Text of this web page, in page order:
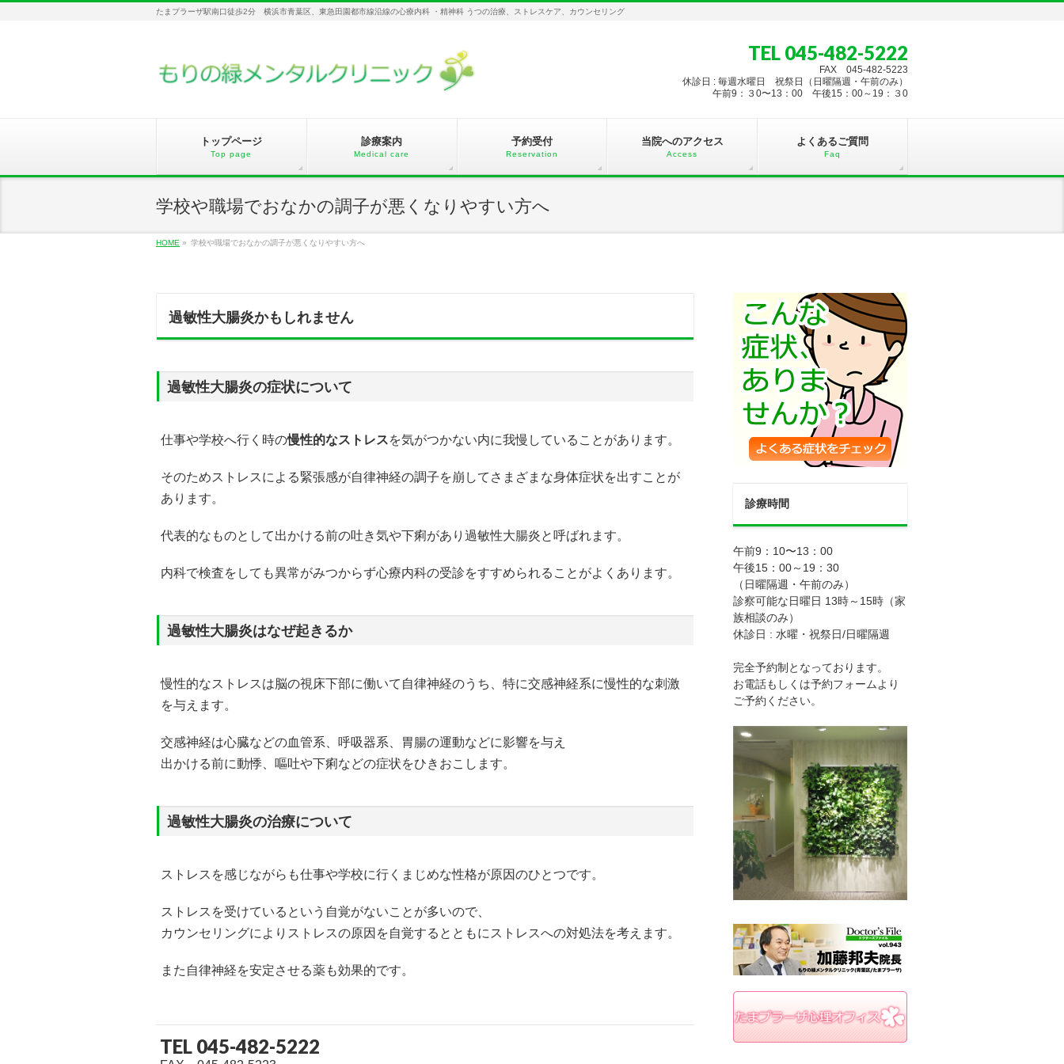
たまプラーザ駅南口徒歩2分 横浜市青葉区、東急田園都市線沿線の心療内科 ・精神科 うつの治療、ストレスケア、カウンセリング
TEL 045-482-5222
FAX 045-482-5223
休診日 : 毎週水曜日 祝祭日（日曜隔週・午前のみ）
午前9：３0〜13：00 午後15：00～19：３0
トップページ
Top page
診療案内
Medical care
予約受付
Reservation
当院へのアクセス
Access
よくあるご質問
Faq
学校や職場でおなかの調子が悪くなりやすい方へ
HOME » 学校や職場でおなかの調子が悪くなりやすい方へ
過敏性大腸炎かもしれません
過敏性大腸炎の症状について
仕事や学校へ行く時の慢性的なストレスを気がつかない内に我慢していることがあります。
そのためストレスによる緊張感が自律神経の調子を崩してさまざまな身体症状を出すことが
あります。
代表的なものとして出かける前の吐き気や下痢があり過敏性大腸炎と呼ばれます。
内科で検査をしても異常がみつからず心療内科の受診をすすめられることがよくあります。
過敏性大腸炎はなぜ起きるか
慢性的なストレスは脳の視床下部に働いて自律神経のうち、特に交感神経系に慢性的な刺激
を与えます。
交感神経は心臓などの血管系、呼吸器系、胃腸の運動などに影響を与え
出かける前に動悸、嘔吐や下痢などの症状をひきおこします。
過敏性大腸炎の治療について
ストレスを感じながらも仕事や学校に行くまじめな性格が原因のひとつです。
ストレスを受けているという自覚がないことが多いので、
カウンセリングによりストレスの原因を自覚するとともにストレスへの対処法を考えます。
また自律神経を安定させる薬も効果的です。
TEL 045-482-5222
診療時間
午前9：10〜13：00
午後15：00～19：30
（日曜隔週・午前のみ）
診察可能な日曜日 13時～15時（家
族相談のみ）
休診日 : 水曜・祝祭日/日曜隔週
完全予約制となっております。
お電話もしくは予約フォームより
ご予約ください。